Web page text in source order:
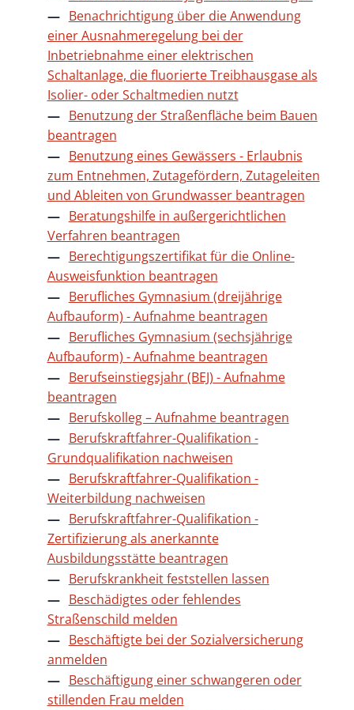
Benachrichtigung über die Anwendung
einer Ausnahmeregelung bei der
Inbetriebnahme einer elektrischen
Schaltanlage, die fluorierte Treibhausgase als
Isolier- oder Schaltmedien nutzt
Benutzung der Straßenfläche beim Bauen
beantragen
Benutzung eines Gewässers - Erlaubnis
zum Entnehmen, Zutagefördern, Zutageleiten
und Ableiten von Grundwasser beantragen
Beratungshilfe in außergerichtlichen
Verfahren beantragen
Berechtigungszertifikat für die Online-
Ausweisfunktion beantragen
Berufliches Gymnasium (dreijährige
Aufbauform) - Aufnahme beantragen
Berufliches Gymnasium (sechsjährige
Aufbauform) - Aufnahme beantragen
Berufseinstiegsjahr (BEJ) - Aufnahme
beantragen
Berufskolleg – Aufnahme beantragen
Berufskraftfahrer-Qualifikation -
Grundqualifikation nachweisen
Berufskraftfahrer-Qualifikation -
Weiterbildung nachweisen
Berufskraftfahrer-Qualifikation -
Zertifizierung als anerkannte
Ausbildungsstätte beantragen
Berufskrankheit feststellen lassen
Beschädigtes oder fehlendes
Straßenschild melden
Beschäftigte bei der Sozialversicherung
anmelden
Beschäftigung einer schwangeren oder
stillenden Frau melden